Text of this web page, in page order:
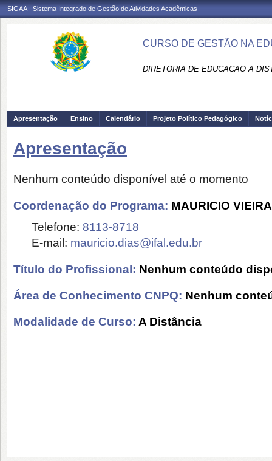
SIGAA - Sistema Integrado de Gestão de Atividades Acadêmicas
CURSO DE GESTÃO NA
DIRETORIA DE EDUCACAO A
Apresentação Ensino Calendário Projeto Político Pedagógico
Apresentação
Nenhum conteúdo disponível até o momento
Coordenação do Programa: MAURICIO
Telefone: 8113-8718
E-mail: mauricio.dias@ifal.edu.br
Título do Profissional: Nenhum conteúdo
Área de Conhecimento CNPQ: Nenhum
Modalidade de Curso: A Distância